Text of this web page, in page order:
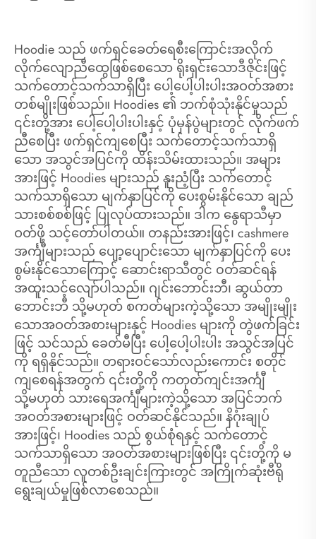
Hoodie သည် ဖက်ရှင်ခေတ်ရေစီးကြောင်းအလိုက်
လိုက်လျောညီထွေဖြစ်စေသော ရိုးရှင်းသောဒီဇိုင်းဖြင့်
သက်တောင့်သက်သာရှိပြီး ပေါ့ပေါ့ပါးပါးအဝတ်အစား
တစ်မျိုးဖြစ်သည်။ Hoodies ၏ ဘက်စုံသုံးနိုင်မှုသည်
၎င်းတို့အား ပေါ့ပေါ့ပါးပါးနှင့် ပုံမှန်ပွဲများတွင် လိုက်ဖက်
ညီစေပြီး ဖက်ရှင်ကျစေပြီး သက်တောင့်သက်သာရှိ
သော အသွင်အပြင်ကို ထိန်းသိမ်းထားသည်။ အများ
အားဖြင့် Hoodies များသည် နူးညံ့ပြီး သက်တောင့်
သက်သာရှိသော မျက်နှာပြင်ကို ပေးစွမ်းနိုင်သော ချည်
သားစစ်စစ်ဖြင့် ပြုလုပ်ထားသည်။ ဒါက နွေရာသီမှာ
ဝတ်ဖို့ သင့်တော်ပါတယ်။ တနည်းအားဖြင့်၊ cashmere
အင်္ကျီများသည် ပျော့ပျောင်းသော မျက်နှာပြင်ကို ပေး
စွမ်းနိုင်သောကြောင့် ဆောင်းရာသီတွင် ၀တ်ဆင်ရန်
အထူးသင့်လျော်ပါသည်။ ဂျင်းဘောင်းဘီ၊ ဆွယ်တာ
ဘောင်းဘီ သို့မဟုတ် စကတ်များကဲ့သို့သော အမျိုးမျိုး
သောအဝတ်အစားများနှင့် Hoodies များကို တွဲဖက်ခြင်း
ဖြင့် သင်သည် ခေတ်မီပြီး ပေါ့ပေါ့ပါးပါး အသွင်အပြင်
ကို ရရှိနိုင်သည်။ တရားဝင်သော်လည်းကောင်း စတိုင်
ကျစေရန်အတွက် ၎င်းတို့ကို ကတုတ်ကျင်းအင်္ကျီ
သို့မဟုတ် သားရေအင်္ကျီများကဲ့သို့သော အပြင်ဘက်
အ၀တ်အစားများဖြင့် ဝတ်ဆင်နိုင်သည်။ နိဂုံးချုပ်
အားဖြင့်၊ Hoodies သည် စွယ်စုံရနှင့် သက်တောင့်
သက်သာရှိသော အဝတ်အစားများဖြစ်ပြီး ၎င်းတို့ကို မ
တူညီသော လူတစ်ဦးချင်းကြားတွင် အကြိုက်ဆုံးဗီရို
ရွေးချယ်မှုဖြစ်လာစေသည်။